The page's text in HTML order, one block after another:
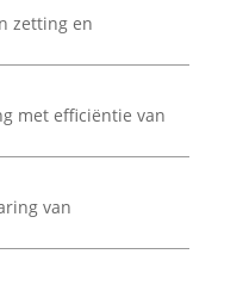
zetting en
met efficiëntie van
van